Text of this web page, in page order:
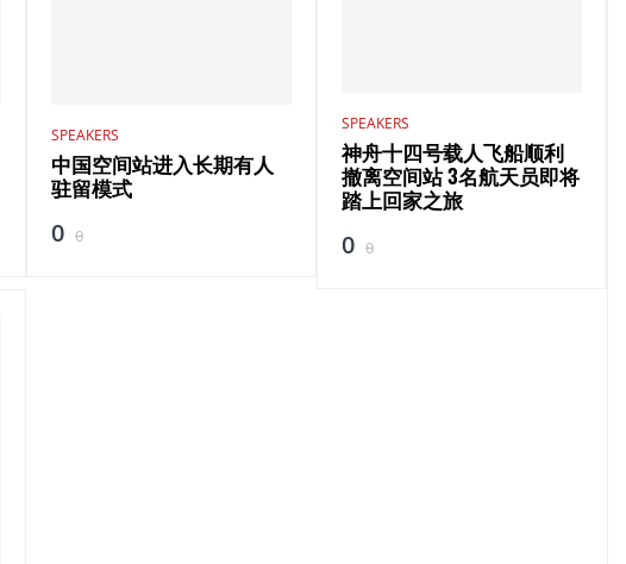
SPEAKERS
中国空间站进入长期有人
驻留模式
0 0
SPEAKERS
神舟十四号载人飞船顺利
撤离空间站 3名航天员即将
踏上回家之旅
0 0